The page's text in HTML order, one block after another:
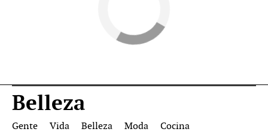
Belleza
Gente Vida Belleza Moda Cocina